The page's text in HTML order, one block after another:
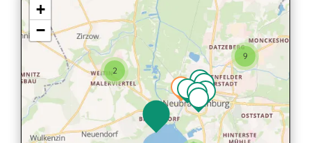
9
2
+
−